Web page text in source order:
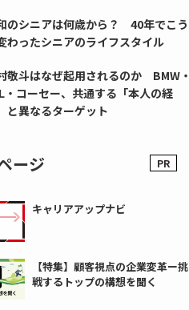
のシニアは何歳から？ 40年でこう
わったシニアのライフスタイル
敬斗はなぜ起用されるのか BMW・
・コーセー、共通する「本人の経
と異なるターゲット
ージ
キャリアアップナビ
【特集】顧客視点の企業変革ー挑
戦するトップの構想を聞く